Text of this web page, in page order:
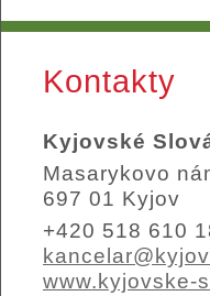
Kontakty
Kyjovské
Masarykovo
697 01 Kyjov
+420 518 610
www.kyjovske-